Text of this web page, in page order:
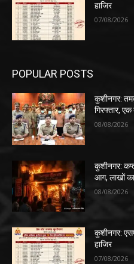
हाजिर
07/08/2026
POPULAR POSTS
कुशीनगर:
गिरफ्तार,
08/08/2026
कुशीनगर:
आग, लाखों
08/08/2026
कुशीनगर:
हाजिर
07/08/2026